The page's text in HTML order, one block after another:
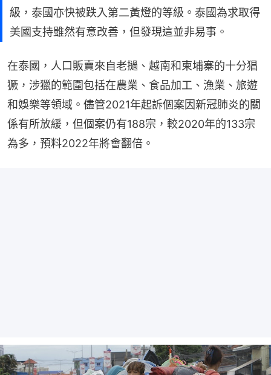
級，泰國亦快被跌入第二黃燈的等級。泰國為求取得
美國支持雖然有意改善，但發現這並非易事。
在泰國，人口販賣來自老撾、越南和柬埔寨的十分猖
獗，涉獵的範圍包括在農業、食品加工、漁業、旅遊
和娛樂等領域。儘管2021年起訴個案因新冠肺炎的關
係有所放緩，但個案仍有188宗，較2020年的133宗
為多，預料2022年將會翻倍。